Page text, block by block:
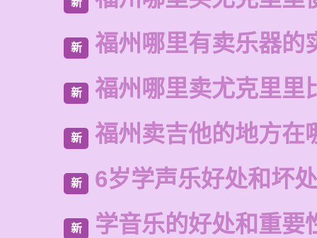
新
新 福州哪里有卖乐器的
新 福州哪里卖尤克里里
新 福州卖吉他的地方在
新 6岁学声乐好处和坏处
新 学音乐的好处和重要